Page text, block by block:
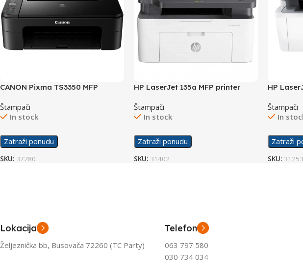
CANON Pixma TS3350 MFP
Štampači
In stock
Zatraži ponudu
SKU: 37280
HP LaserJet 135a MFP printer
Štampači
In stock
Zatraži ponudu
SKU: 31402
HP
Štampači
In
Zatraži
SKU: 31253
Lokacija
Željeznička bb, Busovača 72260 (TC Party)
Telefon
063 797 580
030 734 034